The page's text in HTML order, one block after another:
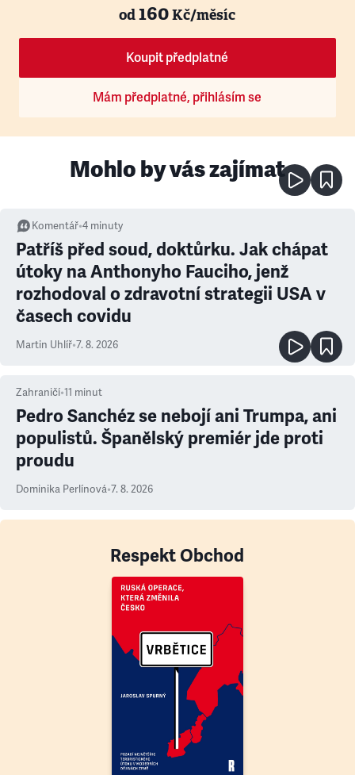
od160Kč/měsíc
Koupit předplatné
Mám předplatné, přihlásím se
Mohlo by vás zajímat
Komentář•4 minuty
Patříš před soud, doktůrku. Jak chápat
útoky na Anthonyho Fauciho, jenž
rozhodoval o zdravotní strategii USA v
časech covidu
Martin Uhlíř•7. 8. 2026
Zahraničí•11 minut
Pedro Sanchéz se nebojí ani Trumpa, ani
populistů. Španělský premiér jde proti
proudu
Dominika Perlínová•7. 8. 2026
Respekt Obchod